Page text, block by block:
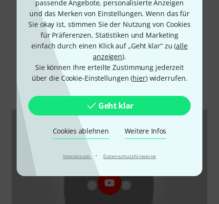
passende Angebote, personalisierte Anzeigen
und das Merken von Einstellungen. Wenn das für
Sie okay ist, stimmen Sie der Nutzung von Cookies
für Präferenzen, Statistiken und Marketing
einfach durch einen Klick auf „Geht klar“ zu (alle
anzeigen).
Sie können Ihre erteilte Zustimmung jederzeit
über die Cookie-Einstellungen (hier) widerrufen.
Geht klar
Cookies ablehnen Weitere Infos
Impressum · Datenschutzhinweise
Alle Bewertungen lesen
Schon gewusst?
Alle Downloads